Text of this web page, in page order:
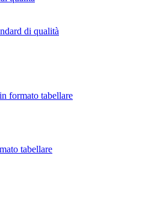
di qualità
formato tabellare
tabellare